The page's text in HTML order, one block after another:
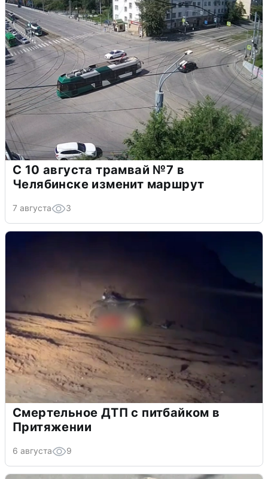
С 10 августа трамвай №7 в
Челябинске изменит маршрут
7 августа 3
Смертельное ДТП с питбайком в
Притяжении
6 августа 9